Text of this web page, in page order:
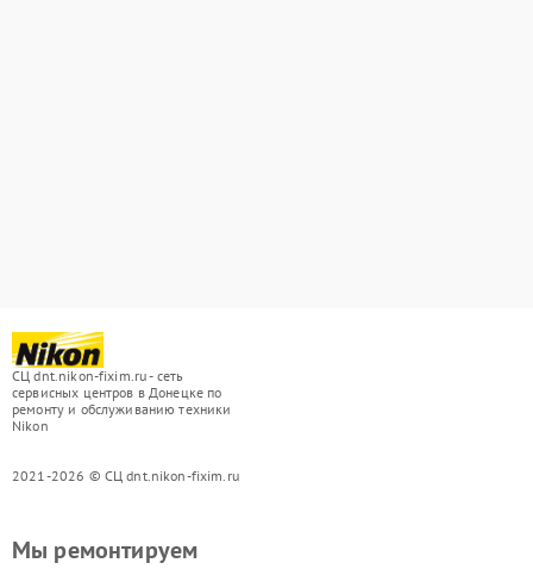
СЦ dnt.nikon-fixim.ru - сеть
сервисных центров в Донецке по
ремонту и обслуживанию техники
Nikon
2021-2026 © СЦ dnt.nikon-fixim.ru
Мы ремонтируем